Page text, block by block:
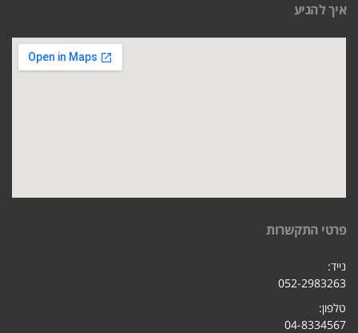
איך להגיע
פרטי התקשרות
נייד:
052-2983263
טלפון:
04-8334567